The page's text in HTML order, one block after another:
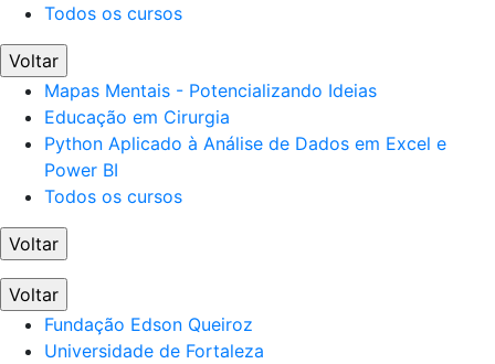
Todos os cursos
Voltar
Mapas Mentais - Potencializando Ideias
Educação em Cirurgia
Python Aplicado à Análise de Dados em Excel e
Power BI
Todos os cursos
Voltar
Voltar
Fundação Edson Queiroz
Universidade de Fortaleza